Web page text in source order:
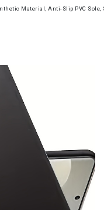
Material, Anti-Slip PVC